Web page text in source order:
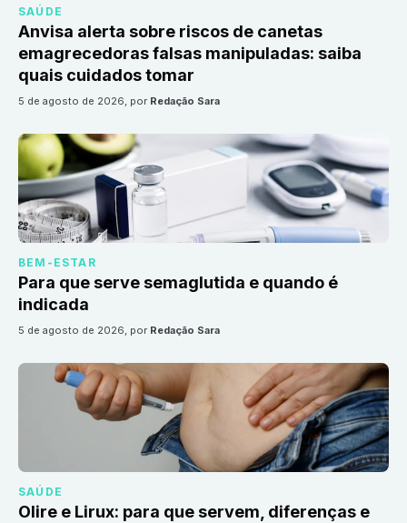
SAÚDE
Anvisa alerta sobre riscos de canetas
emagrecedoras falsas manipuladas: saiba
quais cuidados tomar
5 de agosto de 2026, por Redação Sara
BEM-ESTAR
Para que serve semaglutida e quando é
indicada
5 de agosto de 2026, por Redação Sara
SAÚDE
Olire e Lirux: para que servem, diferenças e